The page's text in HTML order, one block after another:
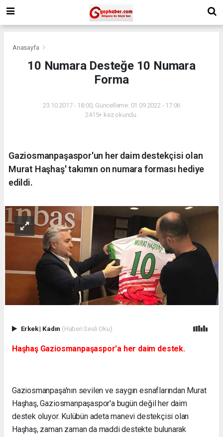
Anasayfa
10 Numara Desteğe 10 Numara
Forma
23.10.2017 - 18:00, Güncelleme: 01.09.2022 - 17:06
2415+ kez okundu.
Gaziosmanpaşaspor'un her daim destekçisi olan
Murat Haşhaş' takımın on numara forması hediye
edildi.
Erkek| Kadın (Haberi Sesli Oku)
Haşhaş Gaziosmanpaşaspor'a her daim destek.
Gaziosmanpaşa'nın sevilen ve saygın esnaflarından Murat
Haşhaş, Gaziosmanpaşaspor'a bugün değil her daim
destek oluyor. Kulübün adeta manevi destekçisi olan
Haşhaş, zaman zaman da maddi destekte bulunarak